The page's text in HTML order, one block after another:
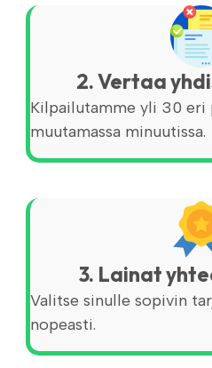
2. Vertaa
Kilpailutamme yli 30 eri
muutamassa minuutissa.
3. Lainat
Valitse sinulle sopivin
nopeasti.